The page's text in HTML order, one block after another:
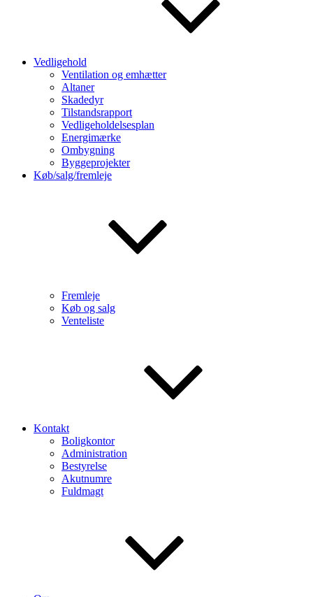
Vedligehold
Ventilation og emhætter
Altaner
Skadedyr
Tilstandsrapport
Vedligeholdelsesplan
Energimærke
Ombygning
Byggeprojekter
Køb/salg/fremleje
Fremleje
Køb og salg
Venteliste
Kontakt
Boligkontor
Administration
Bestyrelse
Akutnumre
Fuldmagt